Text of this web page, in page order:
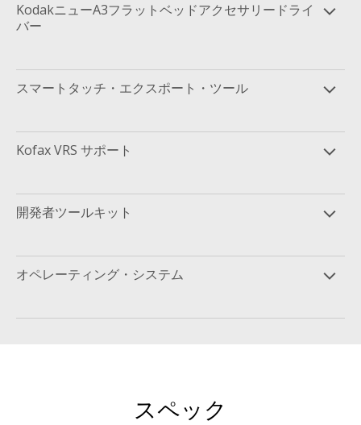
KodakニューA3フラットベッドアクセサリードライ
バー
スマートタッチ・エクスポート・ツール
Kofax VRS サポート
開発者ツールキット
オペレーティング・システム
スペック